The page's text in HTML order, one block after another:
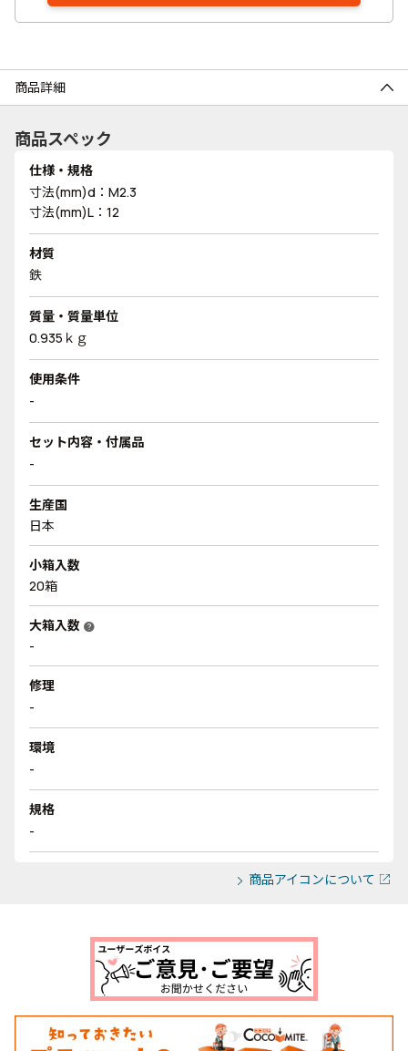
商品詳細
商品スペック
仕様・規格
寸法(mm)d：M2.3
寸法(mm)L：12
材質
鉄
質量・質量単位
0.935ｋｇ
使用条件
-
セット内容・付属品
-
生産国
日本
小箱入数
20箱
大箱入数 help
-
修理
-
環境
-
規格
-
商品アイコンについて